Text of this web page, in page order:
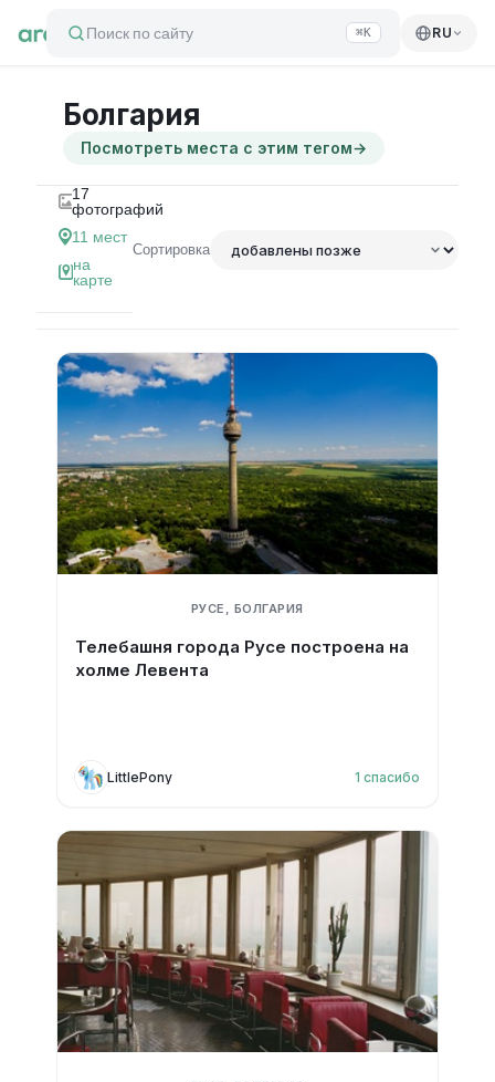
Поиск по сайту ⌘K RU
Болгария
Посмотреть места с этим тегом→
17
фотографий
11 мест
на
карте
Сортировка
РУСЕ, БОЛГАРИЯ
Телебашня города Русе построена на
холме Левента
LittlePony 1 спасибо